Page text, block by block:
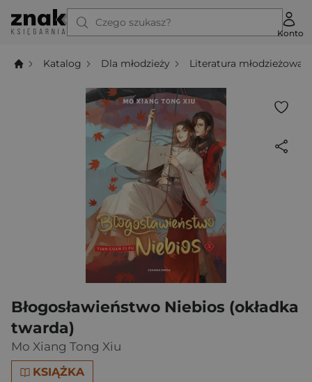
Czego szukasz?
Konto
Katalog Dla młodzieży Literatura młodzieżowa
Błogosławieństwo Niebios (okładka
twarda)
Mo Xiang Tong Xiu
KSIĄŻKA